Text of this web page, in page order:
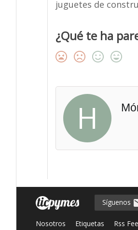
juguetes de
¿Qué te ha
H
Síguenos
Nosotros Etiquetas Rss